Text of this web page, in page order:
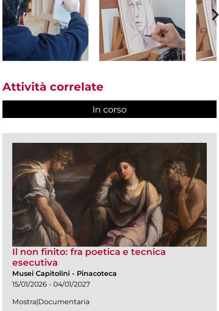
Attività correlate
In corso
Il non finito: fra poetica e tecnica
esecutiva
Musei Capitolini - Pinacoteca
15/01/2026 - 04/01/2027
Mostra|Documentaria